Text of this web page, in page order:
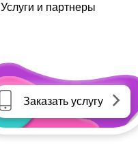
Услуги и партнеры
Заказать услугу